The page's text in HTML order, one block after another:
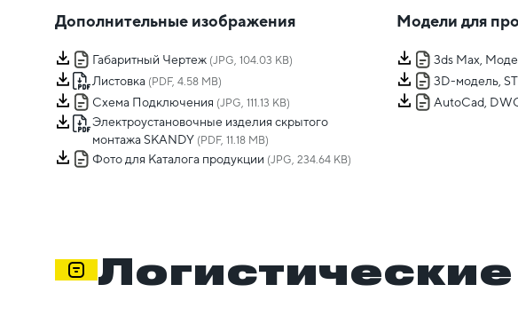
Дополнительные изображения
Габаритный Чертеж (JPG, 104.03 KB)
Листовка (PDF, 4.58 MB)
Схема Подключения (JPG, 111.13 KB)
Электроустановочные изделия скрытого
монтажа SKANDY (PDF, 11.18 MB)
Фото для Каталога продукции (JPG, 234.64 KB)
Модели для
3ds Max,
3D-модель,
AutoCad,